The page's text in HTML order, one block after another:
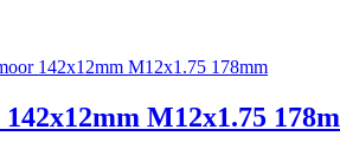
M12x1.75